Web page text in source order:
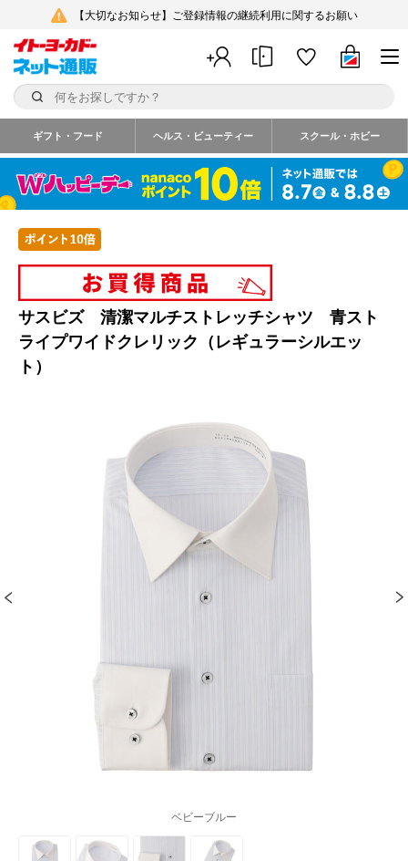
【大切なお知らせ】ご登録情報の継続利用に関するお願い
ギフト・フード ヘルス・ビューティー スクール・ホビー
サスビズ 清潔マルチストレッチシャツ 青スト
ライプワイドクレリック（レギュラーシルエッ
ト）
ベビーブルー